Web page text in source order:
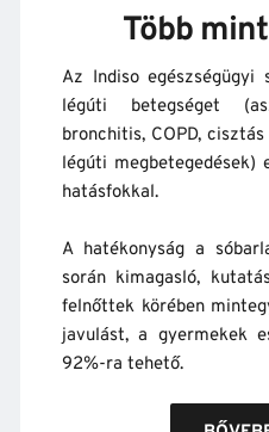
Több
Az Indiso egészségügyi
légúti betegséget
bronchitis, COPD,
légúti megbetegedések)
hatásfokkal.
A hatékonyság a
során kimagasló,
felnőttek körében
javulást, a gyermekek
92%-ra tehető.